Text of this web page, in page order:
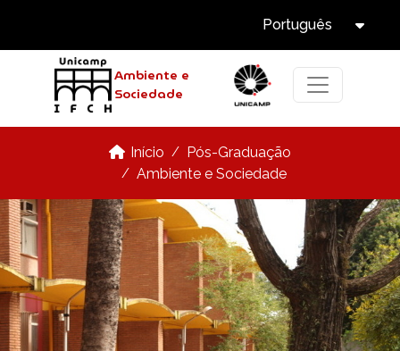
Select
Português
Ambiente e
Sociedade
Início
Pós-Graduação
Ambiente e Sociedade